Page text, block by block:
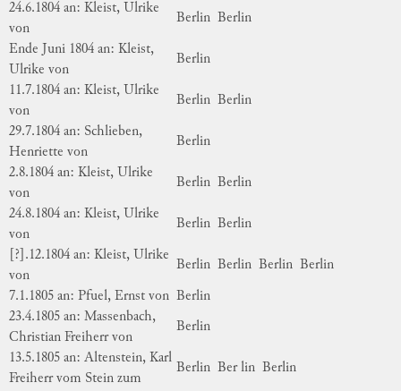
24.6.1804 an: Kleist, Ulrike
von
Berlin Berlin
Ende Juni 1804 an: Kleist,
Ulrike von
Berlin
11.7.1804 an: Kleist, Ulrike
von
Berlin Berlin
29.7.1804 an: Schlieben,
Henriette von
Berlin
2.8.1804 an: Kleist, Ulrike
von
Berlin Berlin
24.8.1804 an: Kleist, Ulrike
von
Berlin Berlin
[?].12.1804 an: Kleist, Ulrike
von
Berlin Berlin Berlin Berlin
7.1.1805 an: Pfuel, Ernst von Berlin
23.4.1805 an: Massenbach,
Christian Freiherr von
Berlin
13.5.1805 an: Altenstein, Karl
Freiherr vom Stein zum
Berlin Ber lin Berlin